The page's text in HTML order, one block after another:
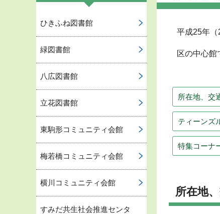
平成25年（
区の中心館
所在地、交
ティーンズ
特集コーナ
所在地
ひきふね図書館
緑図書館
八広図書館
立花図書館
東駒形コミュニティ会館
梅若橋コミュニティ会館
横川コミュニティ会館
すみだ共生社会推進センタ